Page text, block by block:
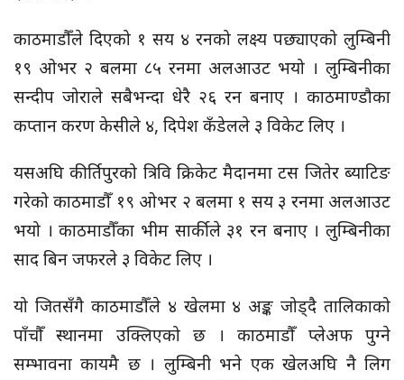
काठमाडौँले दिएको १ सय ४ रनको लक्ष्य पछ्याएको लुम्बिनी
१९ ओभर २ बलमा ८५ रनमा अलआउट भयो । लुम्बिनीका
सन्दीप जोराले सबैभन्दा धेरै २६ रन बनाए । काठमाण्डौका
कप्तान करण केसीले ४, दिपेश कँडेलले ३ विकेट लिए ।
यसअघि कीर्तिपुरको त्रिवि क्रिकेट मैदानमा टस जितेर ब्याटिङ
गरेको काठमाडौँ १९ ओभर २ बलमा १ सय ३ रनमा अलआउट
भयो । काठमाडौँका भीम सार्कीले ३१ रन बनाए । लुम्बिनीका
सादबिनजफरले ३ विकेट लिए ।
यो जितसँगै काठमाडौँले ४ खेलमा ४ अङ्क जोड्दै तालिकाको
पाँचौँ स्थानमा उक्लिएको छ । काठमाडौँ प्लेअफ पुग्ने
सम्भावना कायमै छ । लुम्बिनी भने एक खेलअघि नै लिग